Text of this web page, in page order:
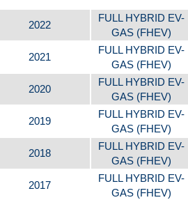
2022
FULL HYBRID EV-
GAS (FHEV)
2021
FULL HYBRID EV-
GAS (FHEV)
2020
FULL HYBRID EV-
GAS (FHEV)
2019
FULL HYBRID EV-
GAS (FHEV)
2018
FULL HYBRID EV-
GAS (FHEV)
2017
FULL HYBRID EV-
GAS (FHEV)